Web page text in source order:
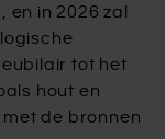
in 2026 zal
tot het
hout en
de bronnen